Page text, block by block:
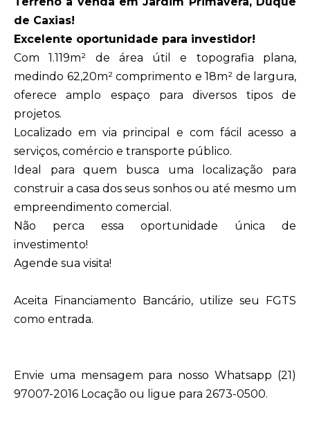
de Caxias!
Excelente oportunidade para investidor!
Com 1.119m² de área útil e topografia plana,
medindo 62,20m² comprimento e 18m² de largura,
oferece amplo espaço para diversos tipos de
projetos.
Localizado em via principal e com fácil acesso a
serviços, comércio e transporte público.
Ideal para quem busca uma localização para
construir a casa dos seus sonhos ou até mesmo um
empreendimento comercial.
Não perca essa oportunidade única de
investimento!
Agende sua visita!
Aceita Financiamento Bancário, utilize seu FGTS
como entrada.
Envie uma mensagem para nosso Whatsapp (21)
97007-2016 Locação ou ligue para 2673-0500.